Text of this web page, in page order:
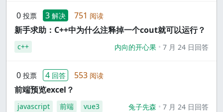
0 投票 3 解决 751 阅读
新手求助：C++中为什么注释掉一个cout就可以运行？
c++ 内向的开心果 7 月 24 日回答
0 投票 4 回答 553 阅读
前端预览excel？
javascript 前端 vue3 兔子先森 7 月 24 日回答